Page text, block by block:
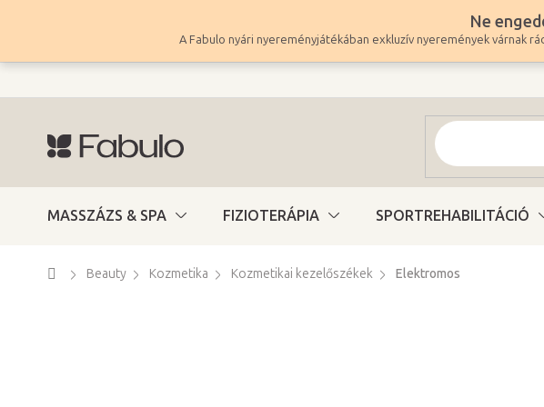
tartalomhoz
Ne
A Fabulo nyári nyereményjátékában exkluzív nyeremények várnak
MASSZÁZS & SPA FIZIOTERÁPIA SPORTREHABILITÁCIÓ
Kezdőlap
Beauty Kozmetika Kozmetikai kezelőszékek Elektromos